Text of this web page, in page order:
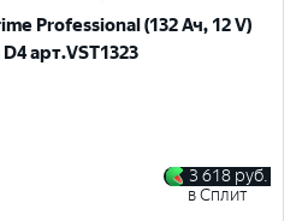
Professional (132 Ач, 12 V)
арт.VST1323
3 618 руб.
в Сплит